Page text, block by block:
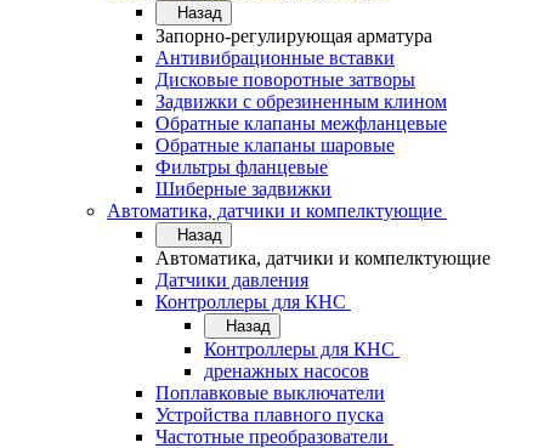
Назад
Запорно-регулирующая арматура
Антивибрационные вставки
Дисковые поворотные затворы
Задвижки с обрезиненным клином
Обратные клапаны межфланцевые
Обратные клапаны шаровые
Фильтры фланцевые
Шиберные задвижки
Автоматика, датчики и компелктующие
Назад
Автоматика, датчики и компелктующие
Датчики давления
Контроллеры для КНС
Назад
Контроллеры для КНС
дренажных насосов
Поплавковые выключатели
Устройства плавного пуска
Частотные преобразователи